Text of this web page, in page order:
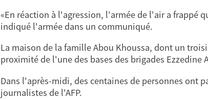
«En réaction à l'agression, l'armée de l'air a frappé
indiqué l'armée dans un communiqué.
La maison de la famille Abou Khoussa, dont un
proximité de l'une des bases des brigades
Dans l'après-midi, des centaines de personnes ont
journalistes de l'AFP.